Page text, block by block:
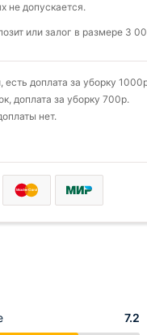
не допускается.
или залог в размере 3
доплата за уборку
доплата за уборку 700р.
нет.
7.2